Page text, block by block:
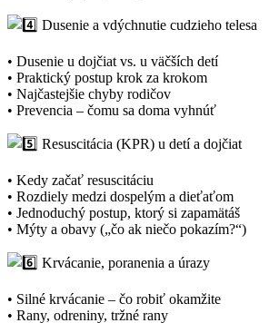
Dusenie a vdýchnutie cudzieho telesa
• Dusenie u dojčiat vs. u väčších detí
• Praktický postup krok za krokom
• Najčastejšie chyby rodičov
• Prevencia – čomu sa doma vyhnúť
Resuscitácia (KPR) u detí a dojčiat
• Kedy začať resuscitáciu
• Rozdiely medzi dospelým a dieťaťom
• Jednoduchý postup, ktorý si zapamätáš
• Mýty a obavy („čo ak niečo pokazím?“)
Krvácanie, poranenia a úrazy
• Silné krvácanie – čo robiť okamžite
• Rany, odreniny, tržné rany